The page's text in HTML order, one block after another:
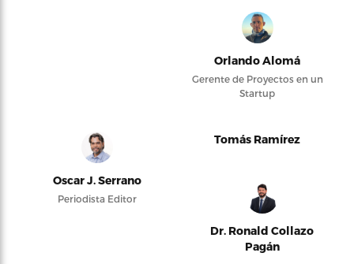
Orlando Alomá
Gerente de Proyectos en un
Startup
Oscar J. Serrano
Periodista Editor
Tomás Ramírez
Dr. Ronald Collazo
Pagán